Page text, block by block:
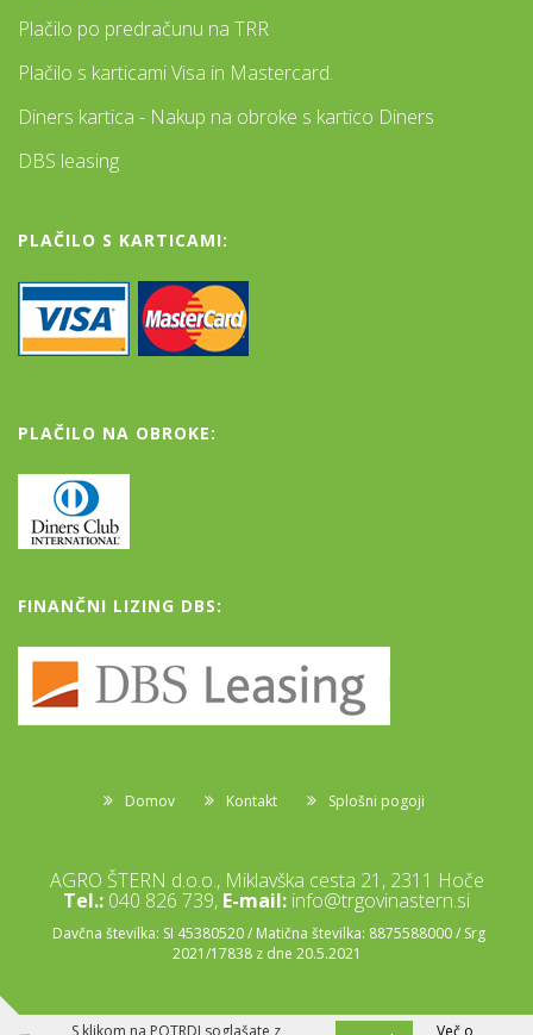
Plačilo po predračunu na TRR
Plačilo s karticami Visa in Mastercard.
Diners kartica - Nakup na obroke s kartico Diners
DBS leasing
PLAČILO S KARTICAMI:
PLAČILO NA OBROKE:
FINANČNI LIZING DBS:
Domov Kontakt Splošni pogoji
AGRO ŠTERN d.o.o., Miklavška cesta 21, 2311 Hoče
Tel.: 040 826 739, E-mail: info@trgovinastern.si
Davčna številka: SI 45380520 / Matična številka: 8875588000 / Srg
2021/17838 z dne 20.5.2021
S klikom na POTRDI soglašate z Več o